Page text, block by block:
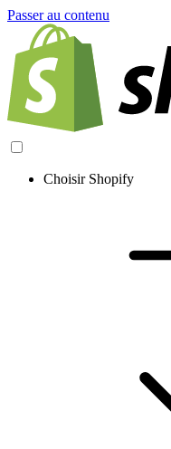
Passer au contenu
Choisir Shopify